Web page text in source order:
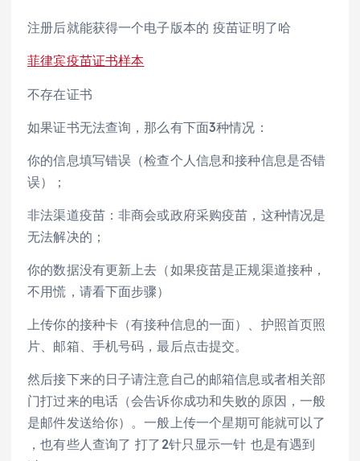
注册后就能获得一个电子版本的 疫苗证明了哈
菲律宾疫苗证书样本
不存在证书
如果证书无法查询，那么有下面3种情况：
你的信息填写错误（检查个人信息和接种信息是否错
误）；
非法渠道疫苗：非商会或政府采购疫苗，这种情况是
无法解决的；
你的数据没有更新上去（如果疫苗是正规渠道接种，
不用慌，请看下面步骤）
上传你的接种卡（有接种信息的一面）、护照首页照
片、邮箱、手机号码，最后点击提交。
然后接下来的日子请注意自己的邮箱信息或者相关部
门打过来的电话（会告诉你成功和失败的原因，一般
是邮件发送给你）。一般上传一个星期可能就可以了
，也有些人查询了 打了2针只显示一针 也是有遇到